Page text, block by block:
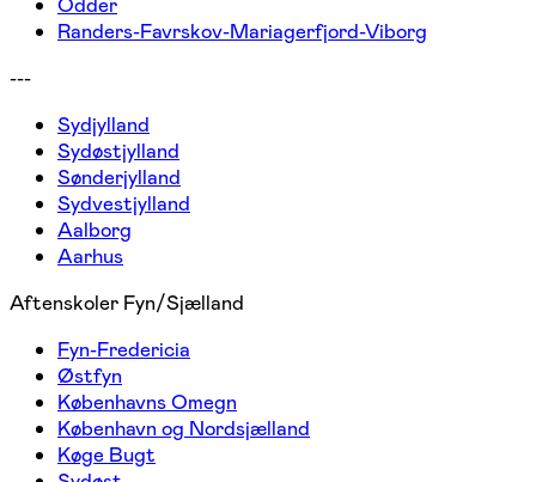
Randers-Favrskov-Mariagerfjord-Viborg
---
Sydjylland
Sydøstjylland
Sønderjylland
Sydvestjylland
Aalborg
Aarhus
Aftenskoler Fyn/Sjælland
Fyn-Fredericia
Østfyn
Københavns Omegn
København og Nordsjælland
Køge Bugt